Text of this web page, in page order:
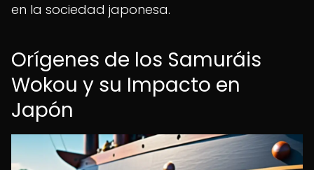
en la sociedad japonesa.
Orígenes de los Samuráis
Wokou y su Impacto en
Japón